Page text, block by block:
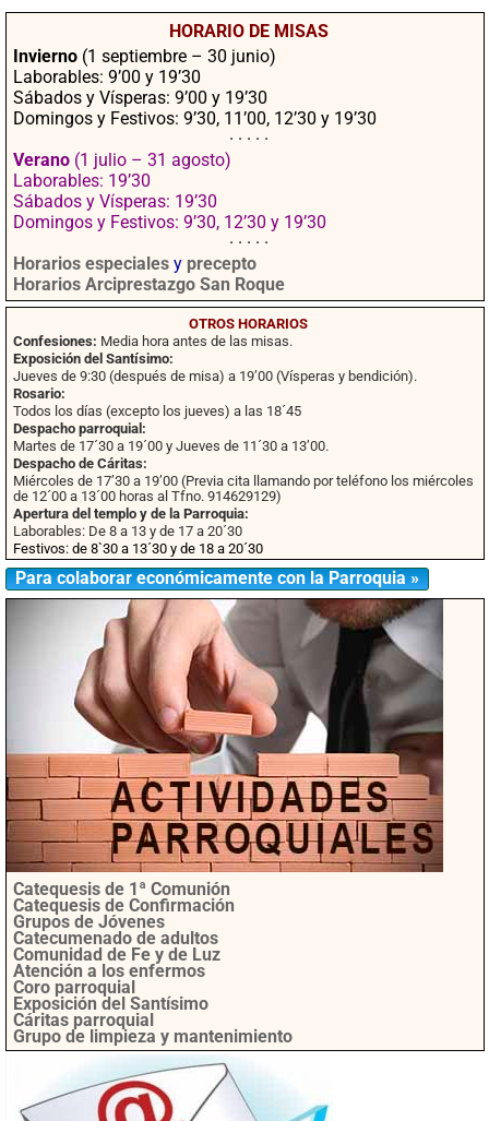
ebo
ok
ter
tsA
pp
ail
mpa
rtir
HORARIO DE MISAS
Invierno (1 septiembre – 30 junio)
Laborables: 9’00 y 19’30
Sábados y Vísperas: 9’00 y 19’30
Domingos y Festivos: 9’30, 11’00, 12’30 y 19’30
· · · · ·
Verano (1 julio – 31 agosto)
Laborables: 19’30
Sábados y Vísperas: 19’30
Domingos y Festivos: 9’30, 12’30 y 19’30
· · · · ·
Horarios especiales y precepto
Horarios Arciprestazgo San Roque
OTROS HORARIOS
Confesiones: Media hora antes de las misas.
Exposición del Santísimo:
Jueves de 9:30 (después de misa) a 19’00 (Vísperas y bendición).
Rosario:
Todos los días (excepto los jueves) a las 18´45
Despacho parroquial:
Martes de 17´30 a 19´00 y Jueves de 11´30 a 13’00.
Despacho de Cáritas:
Miércoles de 17’30 a 19’00 (Previa cita llamando por teléfono los miércoles
de 12´00 a 13´00 horas al Tfno. 914629129)
Apertura del templo y de la Parroquia:
Laborables: De 8 a 13 y de 17 a 20´30
Festivos: de 8`30 a 13´30 y de 18 a 20´30
Para colaborar económicamente con la Parroquia »
Catequesis de 1ª Comunión
Catequesis de Confirmación
Grupos de Jóvenes
Catecumenado de adultos
Comunidad de Fe y de Luz
Atención a los enfermos
Coro parroquial
Exposición del Santísimo
Cáritas parroquial
Grupo de limpieza y mantenimiento